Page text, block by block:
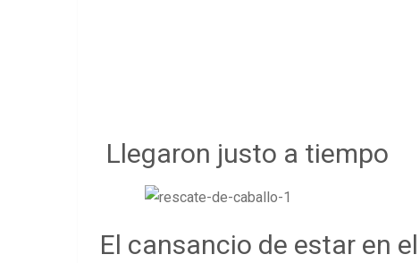
Llegaron justo a tiempo
El cansancio de estar en